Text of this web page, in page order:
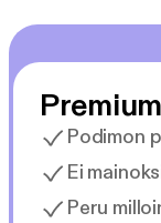
Premium
Podimon
Ei
Peru